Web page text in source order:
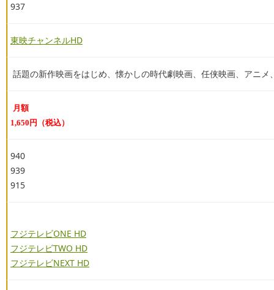
937
東映チャンネルHD
話題の新作映画をはじめ、懐かしの時代劇映画、任侠映画、アニ
月額
1,650円（税込）
940
939
915
フジテレビONE HD
フジテレビTWO HD
フジテレビNEXT HD